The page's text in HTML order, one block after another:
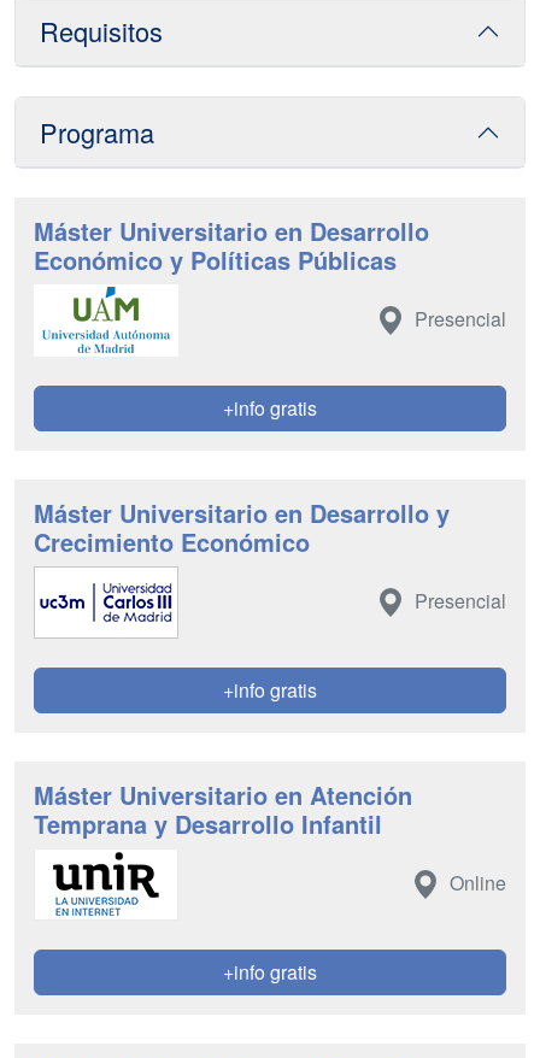
Requisitos
Programa
Máster Universitario en Desarrollo
Económico y Políticas Públicas
Presencial
+info gratis
Máster Universitario en Desarrollo y
Crecimiento Económico
Presencial
+info gratis
Máster Universitario en Atención
Temprana y Desarrollo Infantil
Online
+info gratis